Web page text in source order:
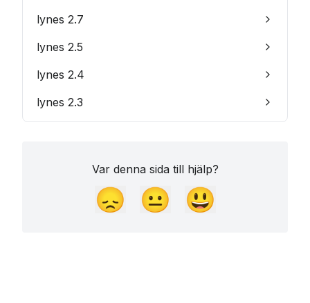
lynes 2.7
lynes 2.5
lynes 2.4
lynes 2.3
Var denna sida till hjälp?
😞 😐 😃